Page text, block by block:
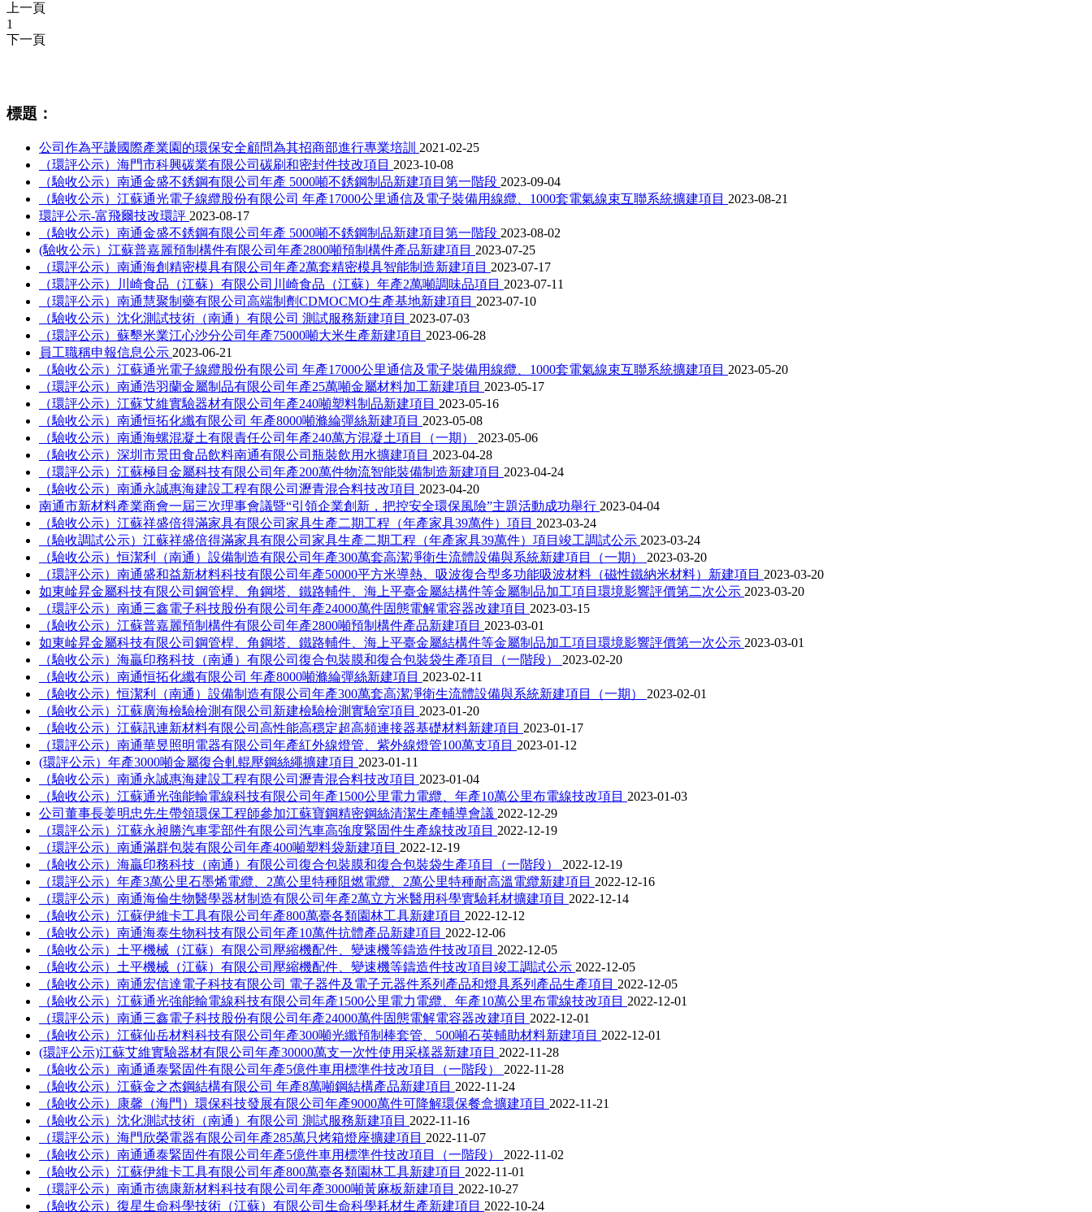
上一頁
1
下一頁
標題：
公司作為平謙國際產業園的環保安全顧問為其招商部進行專業培訓 2021-02-25
（環評公示）海門市科興碳業有限公司碳刷和密封件技改項目 2023-10-08
（驗收公示）南通金盛不銹鋼有限公司年產 5000噸不銹鋼制品新建項目第一階段 2023-09-04
（驗收公示）江蘇通光電子線纜股份有限公司 年產17000公里通信及電子裝備用線纜、1000套電氣線束互聯系統擴建項目 2023-08-21
環評公示-富飛爾技改環評 2023-08-17
（驗收公示）南通金盛不銹鋼有限公司年產 5000噸不銹鋼制品新建項目第一階段 2023-08-02
(驗收公示）江蘇普嘉麗預制構件有限公司年產2800噸預制構件產品新建項目 2023-07-25
（環評公示）南通海創精密模具有限公司年產2萬套精密模具智能制造新建項目 2023-07-17
（環評公示）川崎食品（江蘇）有限公司川崎食品（江蘇）年產2萬噸調味品項目 2023-07-11
（環評公示）南通慧聚制藥有限公司高端制劑CDMOCMO生產基地新建項目 2023-07-10
（驗收公示）沈化測試技術（南通）有限公司 測試服務新建項目 2023-07-03
（環評公示）蘇墾米業江心沙分公司年產75000噸大米生產新建項目 2023-06-28
員工職稱申報信息公示 2023-06-21
（驗收公示）江蘇通光電子線纜股份有限公司 年產17000公里通信及電子裝備用線纜、1000套電氣線束互聯系統擴建項目 2023-05-20
（環評公示）南通浩羽蘭金屬制品有限公司年產25萬噸金屬材料加工新建項目 2023-05-17
（環評公示）江蘇艾維實驗器材有限公司年產240噸塑料制品新建項目 2023-05-16
（驗收公示）南通恒拓化纖有限公司 年產8000噸滌綸彈絲新建項目 2023-05-08
（驗收公示）南通海螺混凝土有限責任公司年產240萬方混凝土項目（一期） 2023-05-06
（驗收公示）深圳市景田食品飲料南通有限公司瓶裝飲用水擴建項目 2023-04-28
（環評公示）江蘇極目金屬科技有限公司年產200萬件物流智能裝備制造新建項目 2023-04-24
（驗收公示）南通永誠惠海建設工程有限公司瀝青混合料技改項目 2023-04-20
南通市新材料產業商會一屆三次理事會議暨“引領企業創新，把控安全環保風險”主題活動成功舉行 2023-04-04
（驗收公示）江蘇祥盛倍得滿家具有限公司家具生產二期工程（年產家具39萬件）項目 2023-03-24
（驗收調試公示）江蘇祥盛倍得滿家具有限公司家具生產二期工程（年產家具39萬件）項目竣工調試公示 2023-03-24
（驗收公示）恒潔利（南通）設備制造有限公司年產300萬套高潔凈衛生流體設備與系統新建項目（一期） 2023-03-20
（環評公示）南通盛和益新材料科技有限公司年產50000平方米導熱、吸波復合型多功能吸波材料（磁性鐵納米材料）新建項目 2023-03-20
如東崯昇金屬科技有限公司鋼管桿、角鋼塔、鐵路輔件、海上平臺金屬結構件等金屬制品加工項目環境影響評價第二次公示 2023-03-20
（環評公示）南通三鑫電子科技股份有限公司年產24000萬件固態電解電容器改建項目 2023-03-15
（驗收公示）江蘇普嘉麗預制構件有限公司年產2800噸預制構件產品新建項目 2023-03-01
如東崯昇金屬科技有限公司鋼管桿、角鋼塔、鐵路輔件、海上平臺金屬結構件等金屬制品加工項目環境影響評價第一次公示 2023-03-01
（驗收公示）海贏印務科技（南通）有限公司復合包裝膜和復合包裝袋生產項目（一階段） 2023-02-20
（驗收公示）南通恒拓化纖有限公司 年產8000噸滌綸彈絲新建項目 2023-02-11
（驗收公示）恒潔利（南通）設備制造有限公司年產300萬套高潔凈衛生流體設備與系統新建項目（一期） 2023-02-01
（驗收公示）江蘇廣海檢驗檢測有限公司新建檢驗檢測實驗室項目 2023-01-20
（驗收公示）江蘇訊連新材料有限公司高性能高穩定超高頻連接器基礎材料新建項目 2023-01-17
（環評公示）南通華昱照明電器有限公司年產紅外線燈管、紫外線燈管100萬支項目 2023-01-12
(環評公示）年產3000噸金屬復合軋輥壓鋼絲繩擴建項目 2023-01-11
（驗收公示）南通永誠惠海建設工程有限公司瀝青混合料技改項目 2023-01-04
（驗收公示）江蘇通光強能輸電線科技有限公司年產1500公里電力電纜、年產10萬公里布電線技改項目 2023-01-03
公司董事長姜明忠先生帶領環保工程師參加江蘇寶鋼精密鋼絲清潔生產輔導會議 2022-12-29
（環評公示）江蘇永昶勝汽車零部件有限公司汽車高強度緊固件生產線技改項目 2022-12-19
（環評公示）南通滿群包裝有限公司年產400噸塑料袋新建項目 2022-12-19
（驗收公示）海贏印務科技（南通）有限公司復合包裝膜和復合包裝袋生產項目（一階段） 2022-12-19
（環評公示）年產3萬公里石墨烯電纜、2萬公里特種阻燃電纜、2萬公里特種耐高溫電纜新建項目 2022-12-16
（環評公示）南通海倫生物醫學器材制造有限公司年產2萬立方米醫用科學實驗耗材擴建項目 2022-12-14
（驗收公示）江蘇伊維卡工具有限公司年產800萬臺各類園林工具新建項目 2022-12-12
（驗收公示）南通海泰生物科技有限公司年產10萬件抗體產品新建項目 2022-12-06
（驗收公示）土平機械（江蘇）有限公司壓縮機配件、變速機等鑄造件技改項目 2022-12-05
（驗收公示）土平機械（江蘇）有限公司壓縮機配件、變速機等鑄造件技改項目竣工調試公示 2022-12-05
（驗收公示）南通宏信達電子科技有限公司 電子器件及電子元器件系列產品和燈具系列產品生產項目 2022-12-05
（驗收公示）江蘇通光強能輸電線科技有限公司年產1500公里電力電纜、年產10萬公里布電線技改項目 2022-12-01
（環評公示）南通三鑫電子科技股份有限公司年產24000萬件固態電解電容器改建項目 2022-12-01
（驗收公示）江蘇仙岳材料科技有限公司年產300噸光纖預制棒套管、500噸石英輔助材料新建項目 2022-12-01
(環評公示)江蘇艾維實驗器材有限公司年產30000萬支一次性使用采樣器新建項目 2022-11-28
（驗收公示）南通通泰緊固件有限公司年產5億件車用標準件技改項目（一階段） 2022-11-28
（驗收公示）江蘇金之杰鋼結構有限公司 年產8萬噸鋼結構產品新建項目 2022-11-24
（驗收公示）康馨（海門）環保科技發展有限公司年產9000萬件可降解環保餐盒擴建項目 2022-11-21
（驗收公示）沈化測試技術（南通）有限公司 測試服務新建項目 2022-11-16
（環評公示）海門欣榮電器有限公司年產285萬只烤箱燈座擴建項目 2022-11-07
（驗收公示）南通通泰緊固件有限公司年產5億件車用標準件技改項目（一階段） 2022-11-02
（驗收公示）江蘇伊維卡工具有限公司年產800萬臺各類園林工具新建項目 2022-11-01
（環評公示）南通市德康新材料科技有限公司年產3000噸黃麻板新建項目 2022-10-27
（驗收公示）復星生命科學技術（江蘇）有限公司生命科學耗材生產新建項目 2022-10-24